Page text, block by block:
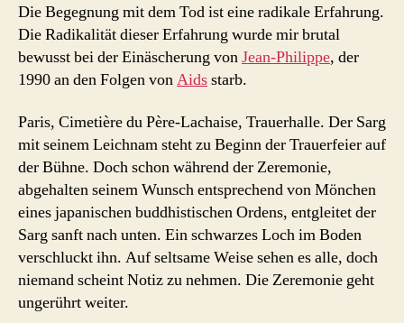
Die Begegnung mit dem Tod ist eine radikale Erfahrung.
Die Radikalität dieser Erfahrung wurde mir brutal
bewusst bei der Einäscherung vonJean-Philippe, der
1990 an den Folgen vonAidsstarb.
Paris, Cimetière du Père-Lachaise, Trauerhalle. Der Sarg
mit seinem Leichnam steht zu Beginn der Trauerfeier auf
der Bühne. Doch schon während der Zeremonie,
abgehalten seinem Wunsch entsprechend von Mönchen
eines japanischen buddhistischen Ordens, entgleitet der
Sarg sanft nach unten. Ein schwarzes Loch im Boden
verschluckt ihn. Auf seltsame Weise sehen es alle, doch
niemand scheint Notiz zu nehmen. Die Zeremonie geht
ungerührt weiter.